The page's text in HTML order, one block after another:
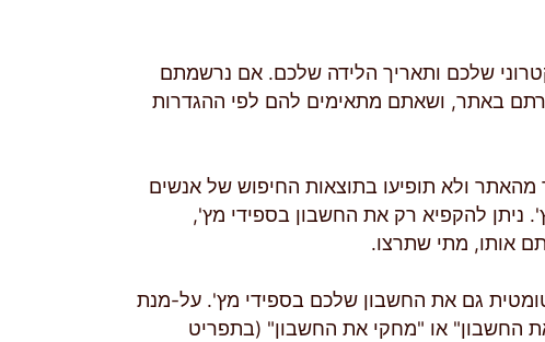
שלכם ותאריך הלידה שלכם. אם נרשמתם
באתר, ושאתם מתאימים להם לפי ההגדרות
ולא תופיעו בתוצאות החיפוש של אנשים
להקפיא רק את החשבון בספידי מץ',
אותו, מתי שתרצו.
גם את החשבון שלכם בספידי מץ'. על-מנת
החשבון" או "מחקי את החשבון" (בתפריט